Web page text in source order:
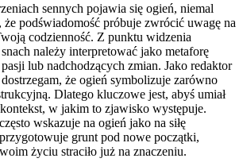
sennych pojawia się ogień, niemal
że podświadomość próbuje zwrócić uwagę na
codzienność. Z punktu widzenia
należy interpretować jako metaforę
lub nadchodzących zmian. Jako redaktor
że ogień symbolizuje zarówno
Dlatego kluczowe jest, abyś umiał
w jakim to zjawisko występuje.
często wskazuje na ogień jako na siłę
grunt pod nowe początki,
życiu straciło już na znaczeniu.